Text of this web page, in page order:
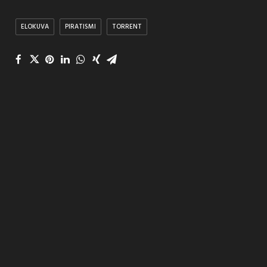
ELOKUVA PIRATISMI TORRENT